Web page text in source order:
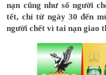
nạn cũng như số người
tết, chỉ từ ngày 30 đến
người chết vì tai nạn giao